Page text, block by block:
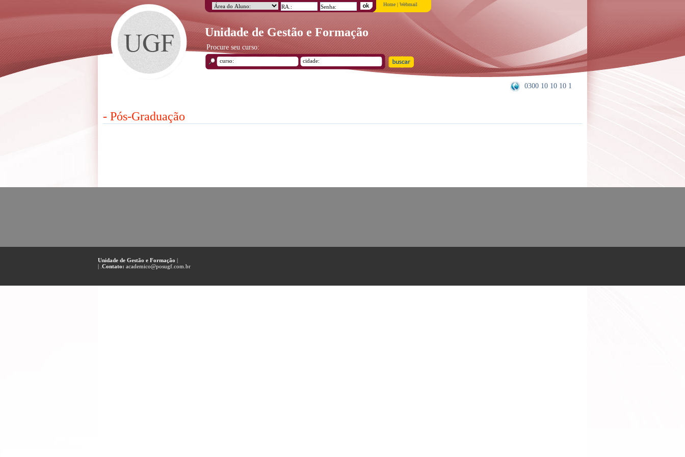
Unidade de Gestão e Formação
Home | Webmail
Procure seu curso:
0300 10 10 10 1
- Pós-Graduação
Unidade de Gestão e Formação |
| . Contato: academico@posugf.com.br